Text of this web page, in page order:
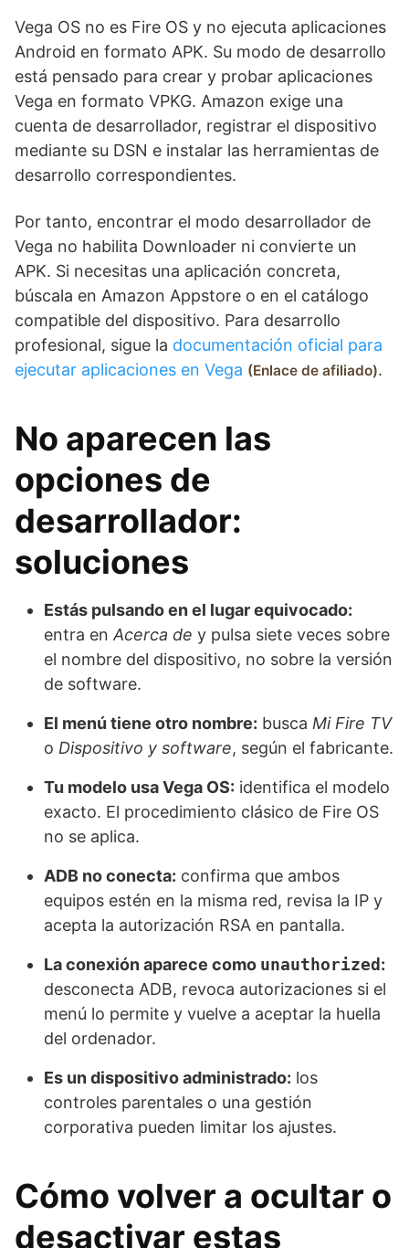
Vega OS no es Fire OS y no ejecuta aplicaciones
Android en formato APK. Su modo de desarrollo
está pensado para crear y probar aplicaciones
Vega en formato VPKG. Amazon exige una
cuenta de desarrollador, registrar el dispositivo
mediante su DSN e instalar las herramientas de
desarrollo correspondientes.
Por tanto, encontrar el modo desarrollador de
Vega no habilita Downloader ni convierte un
APK. Si necesitas una aplicación concreta,
búscala en Amazon Appstore o en el catálogo
compatible del dispositivo. Para desarrollo
profesional, sigue la documentación oficial para
ejecutar aplicaciones en Vega
Enlace de afiliado .
No aparecen las
opciones de
desarrollador:
soluciones
Estás pulsando en el lugar equivocado:
entra en Acerca de y pulsa siete veces sobre
el nombre del dispositivo, no sobre la versión
de software.
El menú tiene otro nombre: busca Mi Fire TV
o Dispositivo y software, según el fabricante.
Tu modelo usa Vega OS: identifica el modelo
exacto. El procedimiento clásico de Fire OS
no se aplica.
ADB no conecta: confirma que ambos
equipos estén en la misma red, revisa la IP y
acepta la autorización RSA en pantalla.
La conexión aparece como unauthorized :
desconecta ADB, revoca autorizaciones si el
menú lo permite y vuelve a aceptar la huella
del ordenador.
Es un dispositivo administrado: los
controles parentales o una gestión
corporativa pueden limitar los ajustes.
Cómo volver a ocultar o
desactivar estas